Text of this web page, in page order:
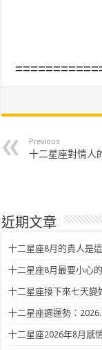
Previous
十二星座對情人
近期文章
十二星座8月的貴人是
十二星座8月最要小心
十二星座接下來七天變
十二星座週運勢：
十二星座2026年8月感